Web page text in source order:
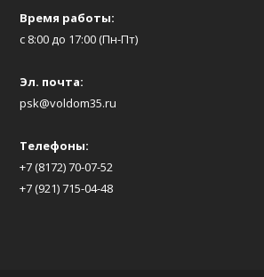
Время работы:
с 8:00 до 17:00 (Пн-Пт)
Эл. почта:
psk@voldom35.ru
Телефоны:
+7 (8172) 70-07-52
+7 (921) 715-04-48